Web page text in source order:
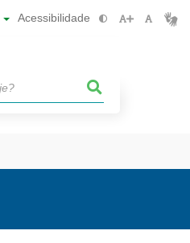
Acessibilidade